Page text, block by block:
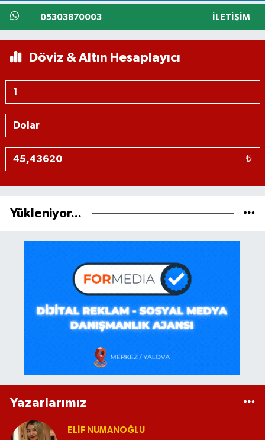
05303870003 İLETIŞIM
Döviz & Altın Hesaplayıcı
₺
Yükleniyor...
Yazarlarımız
ELİF NUMANOĞLU